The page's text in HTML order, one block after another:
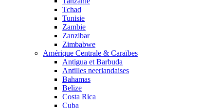
Tchad
Tunisie
Zambie
Zanzibar
Zimbabwe
Amérique Centrale & Caraïbes
Antigua et Barbuda
Antilles neerlandaises
Bahamas
Belize
Costa Rica
Cuba